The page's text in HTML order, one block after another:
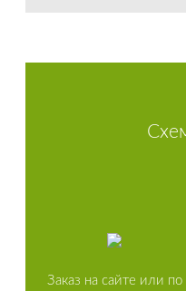
Заказ на сайте или по